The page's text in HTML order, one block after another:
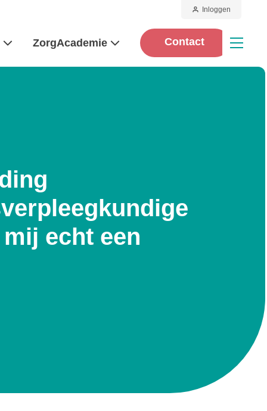
ZorgAcademie Contact
Inloggen
echt een